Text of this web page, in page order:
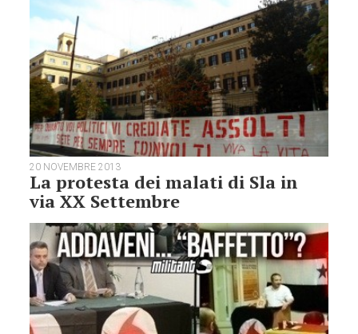
20 NOVEMBRE 2013
La protesta dei malati di Sla in
via XX Settembre